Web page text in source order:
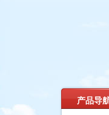
产品导